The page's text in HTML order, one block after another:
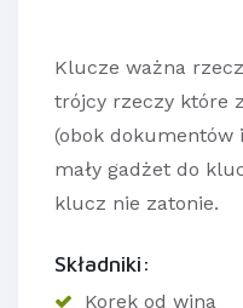
Klucze ważna
trójcy rzeczy które
(obok dokumentów
mały gadżet do
klucz nie zatonie.
Składniki:
Korek od wina